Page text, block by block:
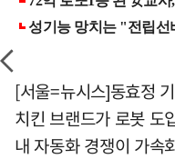
[서울=뉴시스]동효정
치킨 브랜드가 로봇 도
내 자동화 경쟁이 가속